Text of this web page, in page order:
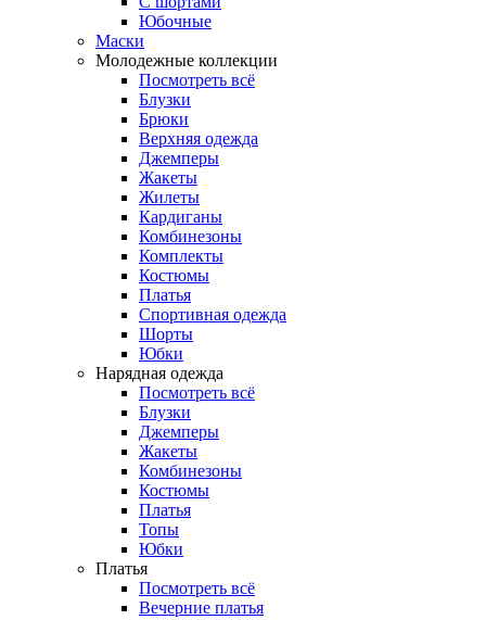
Юбочные
Маски
Молодежные коллекции
Посмотреть всё
Блузки
Брюки
Верхняя одежда
Джемперы
Жакеты
Жилеты
Кардиганы
Комбинезоны
Комплекты
Костюмы
Платья
Спортивная одежда
Шорты
Юбки
Нарядная одежда
Посмотреть всё
Блузки
Джемперы
Жакеты
Комбинезоны
Костюмы
Платья
Топы
Юбки
Платья
Посмотреть всё
Вечерние платья